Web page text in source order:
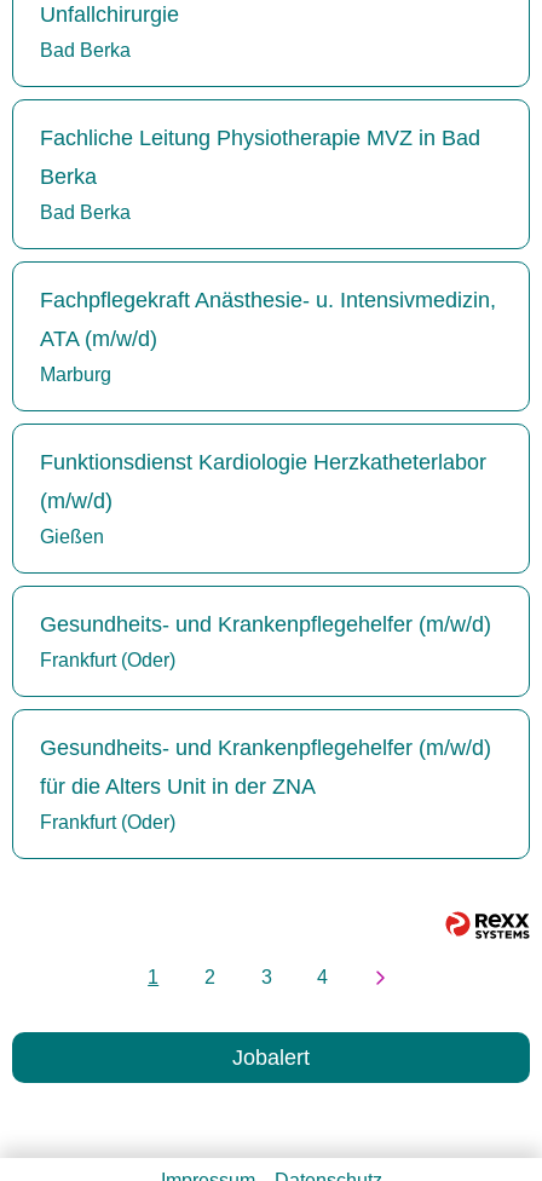
Unfallchirurgie
Bad Berka
Fachliche Leitung Physiotherapie MVZ in Bad
Berka
Bad Berka
Fachpflegekraft Anästhesie- u. Intensivmedizin,
ATA (m/w/d)
Marburg
Funktionsdienst Kardiologie Herzkatheterlabor
(m/w/d)
Gießen
Gesundheits- und Krankenpflegehelfer (m/w/d)
Frankfurt (Oder)
Gesundheits- und Krankenpflegehelfer (m/w/d)
für die Alters Unit in der ZNA
Frankfurt (Oder)
1 2 3 4
Jobalert